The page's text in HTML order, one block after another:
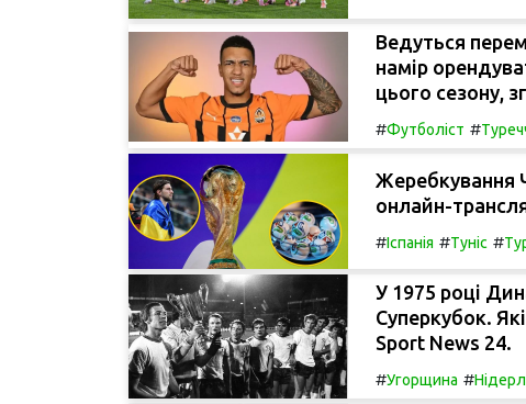
Ведуться
намір
цього сезону,
#Футболіст #
Жеребкування
онлайн-
#Іспанія #Туніс #
У 1975 році
Суперкубок.
Sport News 24.
#Угорщина #